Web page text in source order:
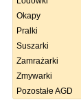
Okapy
Pralki
Suszarki
Zamrażarki
Zmywarki
Pozostałe AGD